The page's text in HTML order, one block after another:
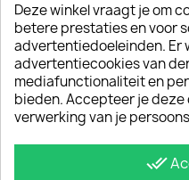
Raamroosters Opel
€
€
Deze winkel vraagt je om
betere prestaties en voor
advertentiedoeleinden. Er
advertentiecookies van
mediafunctionaliteit en
bieden. Accepteer je
verwerking van je
done_all